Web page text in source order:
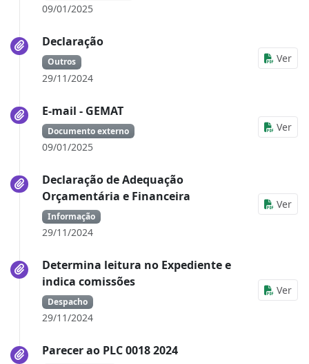
09/01/2025
Declaração
Outros
29/11/2024
Ver
E-mail - GEMAT
Documento externo
09/01/2025
Ver
Declaração de Adequação
Orçamentária e Financeira
Informação
29/11/2024
Ver
Determina leitura no Expediente e
indica comissões
Despacho
29/11/2024
Ver
Parecer ao PLC 0018 2024